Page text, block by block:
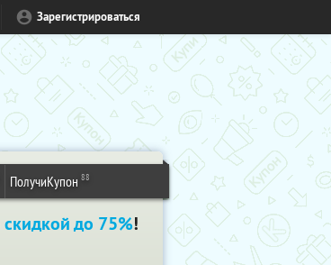
Зарегистрироваться
ПолучиКупон 88
скидкой до 75%!